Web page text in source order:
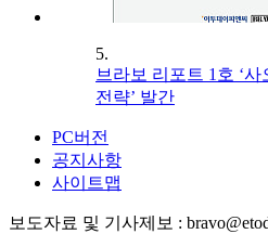
5.
브라보 리포트 1호 ‘
전략’ 발간
PC버전
공지사항
사이트맵
보도자료 및 기사제보 :